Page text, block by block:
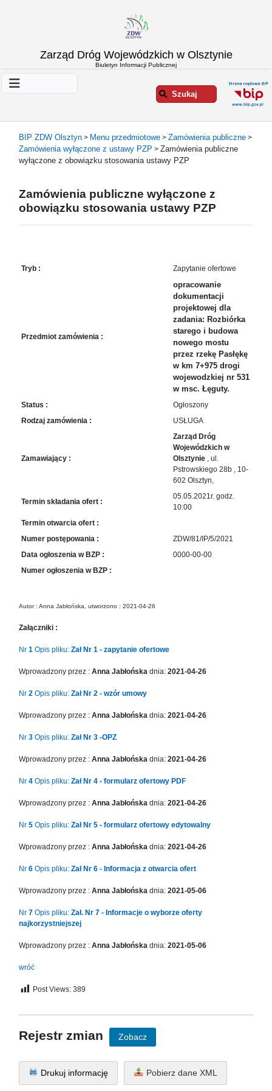
Zarząd Dróg Wojewódzkich w Olsztynie
Biuletyn Informacji Publicznej
Szukaj
Informacje
o
drogach
raporty
komunikacji
sprawę
Sprzedaż
Ochrona
danych
dostępności
Hierarchic
Categories
Author:
Docs:
https://atakanau.blogspot.com/2021/01/automatic-
menu-
plugin.html
Theme:
(kanewp)
BIP ZDW Olsztyn > Menu przedmiotowe > Zamówienia publiczne >
Zamówienia wyłączone z ustawy PZP > Zamówienia publiczne
wyłączone z obowiązku stosowania ustawy PZP
Zamówienia publiczne wyłączone z
obowiązku stosowania ustawy PZP
Tryb : Zapytanie ofertowe
Przedmiot zamówienia :
opracowanie
dokumentacji
projektowej dla
zadania: Rozbiórka
starego i budowa
nowego mostu
przez rzekę Pasłękę
w km 7+975 drogi
wojewodzkiej nr 531
w msc. Łęguty.
Status :
Ogłoszony
Rodzaj zamówienia :
USŁUGA
Zamawiający :
Zarząd Dróg
Wojewódzkich w
Olsztynie , ul.
Pstrowskiego 28b , 10-
602 Olsztyn,
Termin składania ofert :
05.05.2021r. godz.
10:00
Termin otwarcia ofert :
Numer postępowania :
ZDW/81/IP/5/2021
Data ogłoszenia w BZP :
0000-00-00
Numer ogłoszenia w BZP :
Autor : Anna Jabłońska, utworzono : 2021-04-26
Załączniki :
Nr 1 Opis pliku: Zał Nr 1 - zapytanie ofertowe
Wprowadzony przez : Anna Jabłońska dnia: 2021-04-26
Nr 2 Opis pliku: Zał Nr 2 - wzór umowy
Wprowadzony przez : Anna Jabłońska dnia: 2021-04-26
Nr 3 Opis pliku: Zał Nr 3 -OPZ
Wprowadzony przez : Anna Jabłońska dnia: 2021-04-26
Nr 4 Opis pliku: Zał Nr 4 - formularz ofertowy PDF
Wprowadzony przez : Anna Jabłońska dnia: 2021-04-26
Nr 5 Opis pliku: Zał Nr 5 - formularz ofertowy edytowalny
Wprowadzony przez : Anna Jabłońska dnia: 2021-04-26
Nr 6 Opis pliku: Zał Nr 6 - Informacja z otwarcia ofert
Wprowadzony przez : Anna Jabłońska dnia: 2021-05-06
Nr 7 Opis pliku: Zał. Nr 7 - Informacje o wyborze oferty
najkorzystniejszej
Wprowadzony przez : Anna Jabłońska dnia: 2021-05-06
wróć
Post Views: 389
Rejestr zmian Zobacz
Drukuj informację Pobierz dane XML